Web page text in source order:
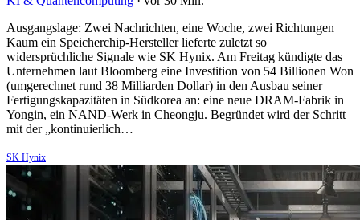
Ausgangslage: Zwei Nachrichten, eine Woche, zwei Richtungen
Kaum ein Speicherchip-Hersteller lieferte zuletzt so
widersprüchliche Signale wie SK Hynix. Am Freitag kündigte das
Unternehmen laut Bloomberg eine Investition von 54 Billionen Won
(umgerechnet rund 38 Milliarden Dollar) in den Ausbau seiner
Fertigungskapazitäten in Südkorea an: eine neue DRAM-Fabrik in
Yongin, ein NAND-Werk in Cheongju. Begründet wird der Schritt
mit der „kontinuierlich…
SK Hynix